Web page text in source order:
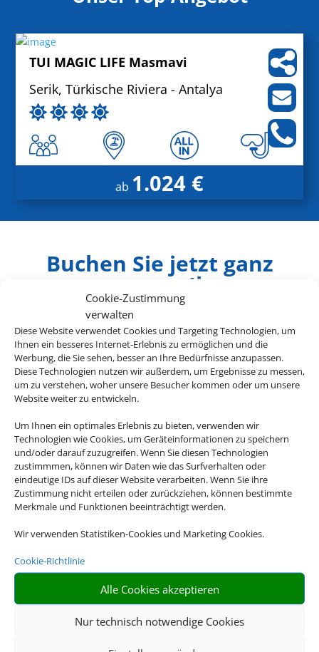
Cookie-Zustimmung
verwalten
Diese Website verwendet Cookies und Targeting Technologien, um
Ihnen ein besseres Internet-Erlebnis zu ermöglichen und die
Werbung, die Sie sehen, besser an Ihre Bedürfnisse anzupassen.
Diese Technologien nutzen wir außerdem, um Ergebnisse zu messen,
um zu verstehen, woher unsere Besucher kommen oder um unsere
Website weiter zu entwickeln.
Um Ihnen ein optimales Erlebnis zu bieten, verwenden wir
Technologien wie Cookies, um Geräteinformationen zu speichern
und/oder darauf zuzugreifen. Wenn Sie diesen Technologien
zustimmmen, können wir Daten wie das Surfverhalten oder
eindeutige IDs auf dieser Website verarbeiten. Wenn Sie ihre
Zustimmung nicht erteilen oder zurückziehen, können bestimmte
Merkmale und Funktionen beeinträchtigt werden.
Wir verwenden Statistiken-Cookies und Marketing Cookies.
Cookie-Richtlinie
Alle Cookies akzeptieren
Nur technisch notwendige Cookies
TUI MAGIC LIFE Masmavi
Serik, Türkische Riviera - Antalya
ab 1.024 €
Buchen Sie jetzt ganz
entspannt Ihren
Cluburlaub
Four Seasons Resort Sharm El Sheikh
Sharm el-Sheikh, Sharm el Sheikh
1.494 €
Iberostar Selection Andalucia Playa
Chiclana de la Frontera, Spanisches Inland